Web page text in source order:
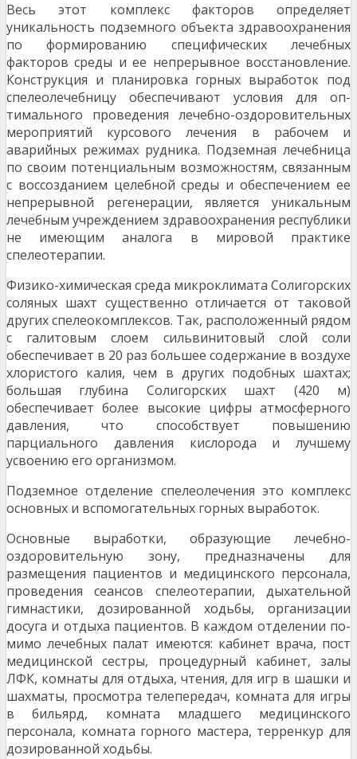
Весь этот комплекс факторов определяет
уникальность подземного объекта здравоохранения
по формированию специфических лечебных
факторов среды и ее непрерывное восстановление.
Конструкция и планировка горных выработок под
спелеолечебницу обеспечивают условия для оп­
тимального проведения лечебно-оздоровительных
мероприятий курсового лечения в рабочем и
аварийных режимах рудника. Подземная лечебница
по своим потенциальным возможностям, свя­занным
с воссозданием целебной среды и обеспечением ее
непрерывной регенерации, является уникальным
лечебным учреждением здравоохранения республики
не имеющим аналога в мировой практике
спелеотерапии.
Физико-химическая среда микроклимата Солигорских
соляных шахт существенно отличается от та­ковой
других спелеокомплексов. Так, расположенный рядом
с галитовым слоем сильвинитовый слой соли
обеспечивает в 20 раз большее содержание в воздухе
хлористого калия, чем в других подобных шахтах;
большая глубина Солигорских шахт (420 м)
обеспечивает более высокие цифры атмосферного
давления, что способствует повышению
парциального давления кислорода и луч­шему
усвоению его организмом.
Подземное отделение спелеолечения это комплекс
основных и вспомогательных горных вырабо­ток.
Основные выработки, образующие лечебно-
оздоровительную зону, предназначены для
размеще­ния пациентов и медицинского персонала,
проведения сеансов спелеотерапии, дыхательной
гим­настики, дозированной ходьбы, организации
досуга и отдыха пациентов. В каждом отделении по­
мимо лечебных палат имеются: кабинет врача, пост
медицинской сестры, процедурный кабинет, залы
ЛФК, комнаты для отдыха, чтения, для игр в шашки и
шахматы, просмотра телепередач, ком­ната для игры
в бильярд, комната младшего медицинского
персонала, комната горного мастера, терренкур для
дозированной ходьбы.